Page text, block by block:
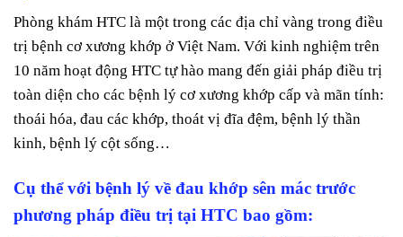
Phòng khám HTC là một trong các địa chỉ vàng trong điều
trị bệnh cơ xương khớp ở Việt Nam. Với kinh nghiệm trên
10 năm hoạt động HTC tự hào mang đến giải pháp điều trị
toàn diện cho các bệnh lý cơ xương khớp cấp và mãn tính:
thoái hóa, đau các khớp, thoát vị đĩa đệm, bệnh lý thần
kinh, bệnh lý cột sống…
Cụ thể với bệnh lý về đau khớp sên mác trước
phương pháp điều trị tại HTC bao gồm: